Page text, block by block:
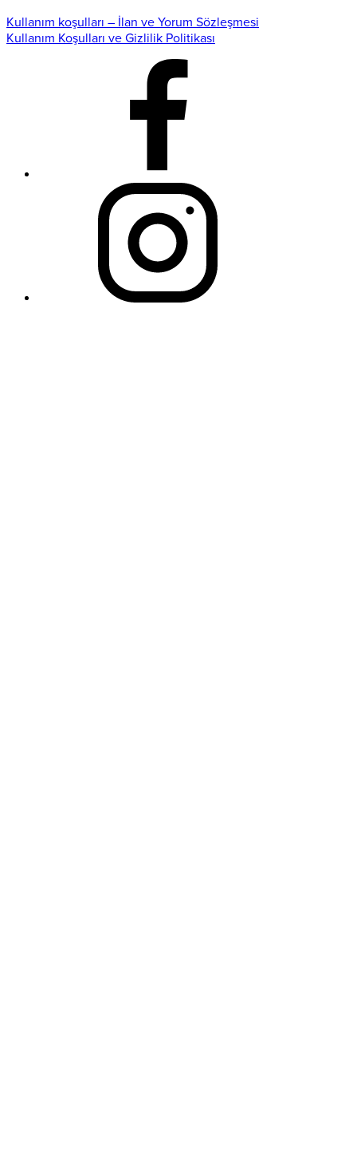
Kullanım koşulları – İlan ve Yorum Sözleşmesi
Kullanım Koşulları ve Gizlilik Politikası